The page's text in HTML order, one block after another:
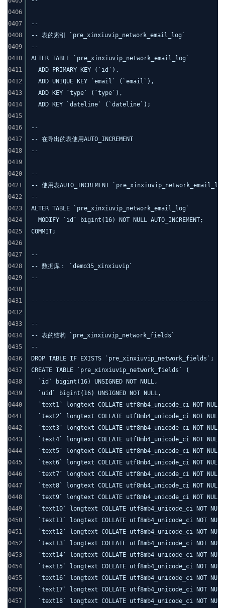
0406
0407
0408
0409
0410
0411
0412
0413
0414
0415
0416
0417
0418
0419
0420
0421
0422
0423
0424
0425
0426
0427
0428
0429
0430
0431
0432
0433
0434
0435
0436
0437
0438
0439
0440
0441
0442
0443
0444
0445
0446
0447
0448
0449
0450
0451
0452
0453
0454
0455
0456
0457
--
-- 表的索引 `pre_xinxiuvip_network_email_log`
--
ALTER TABLE `pre_xinxiuvip_network_email_log`
ADD PRIMARY KEY (`id`),
ADD UNIQUE KEY `email` (`email`),
ADD KEY `type` (`type`),
ADD KEY `dateline` (`dateline`);
--
-- 在导出的表使用AUTO_INCREMENT
--
--
-- 使用表AUTO_INCREMENT
--
ALTER TABLE `pre_xinxiuvip_network_email_log`
MODIFY `id` bigint(16) NOT NULL AUTO_INCREMENT;
COMMIT;
--
-- 数据库： `demo35_xinxiuvip`
--
--
--
-- 表的结构 `pre_xinxiuvip_network_fields`
--
DROP TABLE IF EXISTS `pre_xinxiuvip_network_fields`;
CREATE TABLE `pre_xinxiuvip_network_fields` (
`id` bigint(16) UNSIGNED NOT NULL,
`uid` bigint(16) UNSIGNED NOT NULL,
`text1` longtext COLLATE utf8mb4_unicode_ci NOT NULL,
`text2` longtext COLLATE utf8mb4_unicode_ci NOT NULL,
`text3` longtext COLLATE utf8mb4_unicode_ci NOT NULL,
`text4` longtext COLLATE utf8mb4_unicode_ci NOT NULL,
`text5` longtext COLLATE utf8mb4_unicode_ci NOT NULL,
`text6` longtext COLLATE utf8mb4_unicode_ci NOT NULL,
`text7` longtext COLLATE utf8mb4_unicode_ci NOT NULL,
`text8` longtext COLLATE utf8mb4_unicode_ci NOT NULL,
`text9` longtext COLLATE utf8mb4_unicode_ci NOT NULL,
`text10` longtext COLLATE utf8mb4_unicode_ci NOT
`text11` longtext COLLATE utf8mb4_unicode_ci NOT
`text12` longtext COLLATE utf8mb4_unicode_ci NOT
`text13` longtext COLLATE utf8mb4_unicode_ci NOT
`text14` longtext COLLATE utf8mb4_unicode_ci NOT
`text15` longtext COLLATE utf8mb4_unicode_ci NOT
`text16` longtext COLLATE utf8mb4_unicode_ci NOT
`text17` longtext COLLATE utf8mb4_unicode_ci NOT
`text18` longtext COLLATE utf8mb4_unicode_ci NOT